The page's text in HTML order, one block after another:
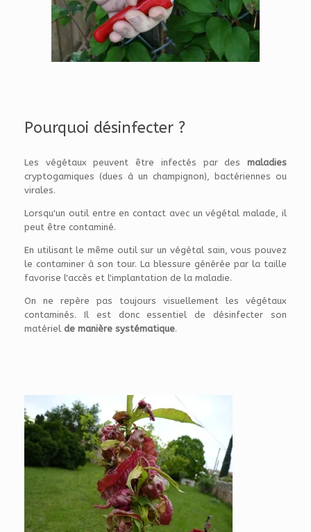
Pourquoi désinfecter ?
Les végétaux peuvent être infectés par des maladies
cryptogamiques (dues à un champignon), bactériennes ou
virales.
Lorsqu'un outil entre en contact avec un végétal malade, il
peut être contaminé.
En utilisant le même outil sur un végétal sain, vous pouvez
le contaminer à son tour. La blessure générée par la taille
favorise l'accès et l'implantation de la maladie.
On ne repère pas toujours visuellement les végétaux
contaminés. Il est donc essentiel de désinfecter son
matériel de manière systématique.